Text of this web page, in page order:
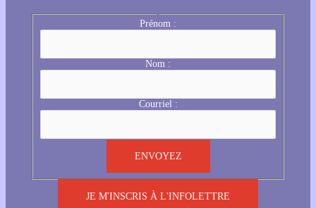
Prénom :
Nom :
Courriel :
JE M'INSCRIS À L'INFOLETTRE